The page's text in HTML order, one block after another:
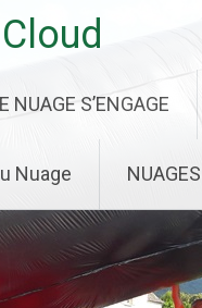
NUAGE S’ENGAGE
Nuage